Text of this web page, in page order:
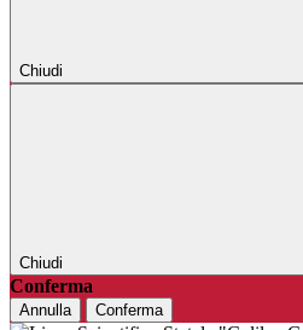
Chiudi
Chiudi
Conferma
Annulla Conferma